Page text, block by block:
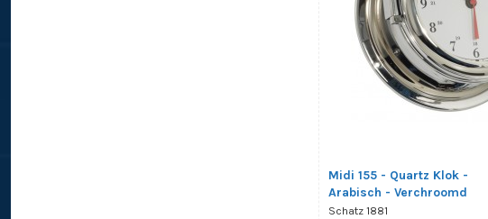
Midi 155 - Quartz Klok -
Arabisch - Verchroomd
Schatz 1881